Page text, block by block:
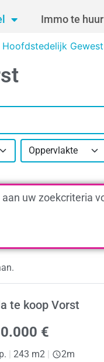
Immo te huur
Gewest
Oppervlakte
uw zoekcriteria
te koop Vorst
€
243 m2 2m